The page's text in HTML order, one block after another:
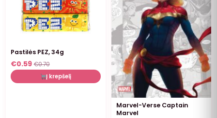
Pastilės PEZ, 34g
€0.59 €0.70
Į krepšelį
Marvel-Verse Captain
Marvel